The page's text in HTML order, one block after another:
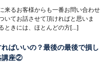
来るお客様からも一番お問い合わせ
いてお話させて頂ければと思いま
ときには、ほとんどの方[…]
ばいいの？最後の最後で損し
講座②